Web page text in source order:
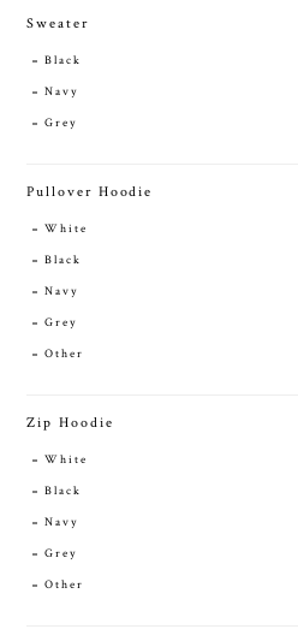
Sweater
Black
Navy
Grey
Pullover Hoodie
White
Black
Navy
Grey
Other
Zip Hoodie
White
Black
Navy
Grey
Other